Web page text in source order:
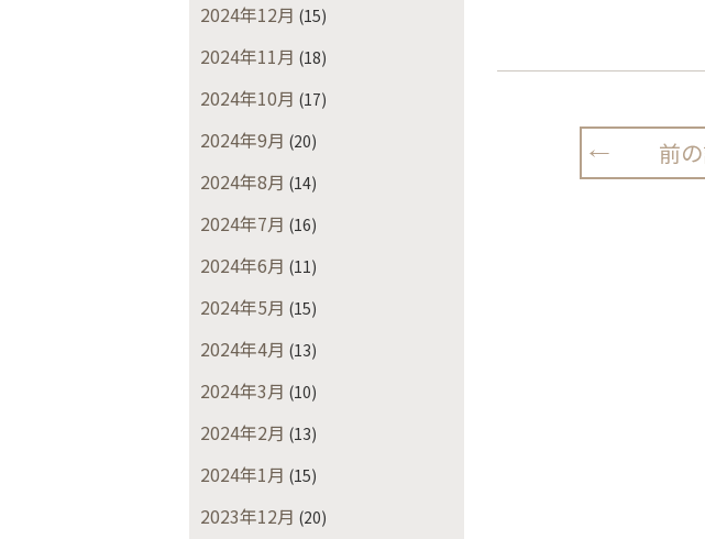
2024年12月 (15)
2024年11月 (18)
2024年10月 (17)
2024年9月 (20)
2024年8月 (14)
2024年7月 (16)
2024年6月 (11)
2024年5月 (15)
2024年4月 (13)
2024年3月 (10)
2024年2月 (13)
2024年1月 (15)
2023年12月 (20)
前